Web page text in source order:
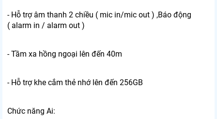
- Hỗ trợ âm thanh 2 chiều ( mic in/mic out ) ,Báo động
( alarm in / alarm out )
- Tầm xa hồng ngoại lên đến 40m
- Hỗ trợ khe cắm thẻ nhớ lên đến 256GB
Chức năng Ai: